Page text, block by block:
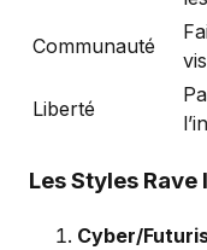
Communauté
Liberté
Les Styles
Cyber/